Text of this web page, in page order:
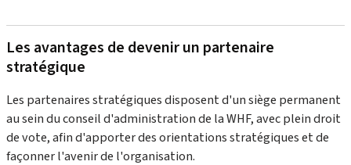
Les avantages de devenir un partenaire
stratégique
Les partenaires stratégiques disposent d'un siège permanent
au sein du conseil d'administration de la WHF, avec plein droit
de vote, afin d'apporter des orientations stratégiques et de
façonner l'avenir de l'organisation.